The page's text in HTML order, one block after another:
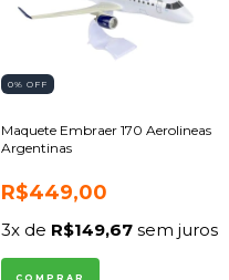
0% OFF
Maquete Embraer 170 Aerolineas
Argentinas
R$449,00
3x de R$149,67sem juros